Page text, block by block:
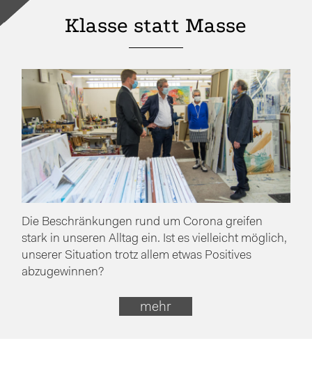
Klasse statt Masse
Die Beschränkungen rund um Corona greifen
stark in unseren Alltag ein. Ist es vielleicht möglich,
unserer Situation trotz allem etwas Positives
abzugewinnen?
mehr